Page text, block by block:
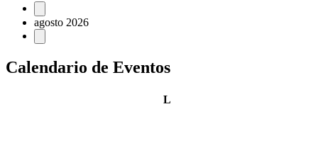
Eventos
agosto 2026
Calendario de Eventos
Llunes